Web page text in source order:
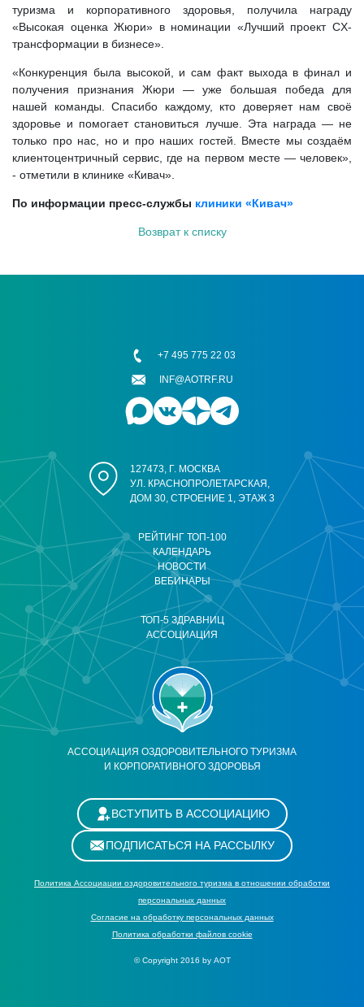
туризма и корпоративного здоровья, получила награду
«Высокая оценка Жюри» в номинации «Лучший проект CX-
трансформации в бизнесе».
«Конкуренция была высокой, и сам факт выхода в финал и
получения признания Жюри — уже большая победа для
нашей команды. Спасибо каждому, кто доверяет нам своё
здоровье и помогает становиться лучше. Эта награда — не
только про нас, но и про наших гостей. Вместе мы создаём
клиентоцентричный сервис, где на первом месте — человек»,
- отметили в клинике «Кивач».
По информации пресс-службы клиники «Кивач»
Возврат к списку
АССОЦИАЦИЯ ОЗДОРОВИТЕЛЬНОГО ТУРИЗМА
И КОРПОРАТИВНОГО ЗДОРОВЬЯ
РЕЙТИНГ ТОП-100
КАЛЕНДАРЬ
НОВОСТИ
ВЕБИНАРЫ
ТОП-5 ЗДРАВНИЦ
АССОЦИАЦИЯ
127473, Г. МОСКВА
УЛ. КРАСНОПРОЛЕТАРСКАЯ,
ДОМ 30, СТРОЕНИЕ 1, ЭТАЖ 3
+7 495 775 22 03
INF@AOTRF.RU
ВСТУПИТЬ В АССОЦИАЦИЮ
ПОДПИСАТЬСЯ НА РАССЫЛКУ
Политика Ассоциации оздоровительного туризма в отношении обработки
персональных данных
Cогласие на обработку персональных данных
Политика обработки файлов cookie
© Copyright 2016 by АОТ